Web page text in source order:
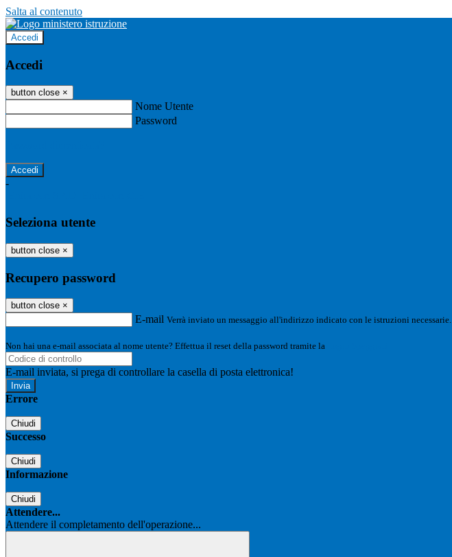
Salta al contenuto
Accedi
Accedi
button close ×
Nome Utente
Password
-
Seleziona utente
button close ×
Recupero password
button close ×
E-mail Verrà inviato un messaggio all'indirizzo indicato con le istruzioni necessarie.
Non hai una e-mail associata al nome utente? Effettua il reset della password tramite la
E-mail inviata, si prega di controllare la casella di posta elettronica!
Errore
Chiudi
Successo
Chiudi
Informazione
Chiudi
Attendere...
Attendere il completamento dell'operazione...